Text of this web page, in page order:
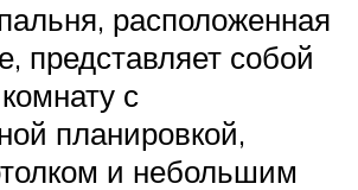
расположенная
представляет собой
с
планировкой,
и небольшим